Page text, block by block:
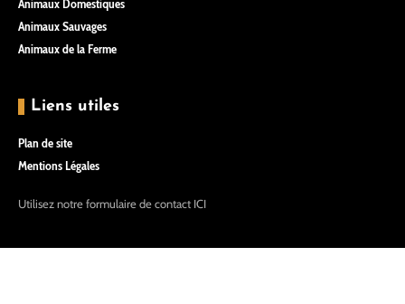
Animaux Domestiques
Animaux Sauvages
Animaux de la Ferme
Liens utiles
Plan de site
Mentions Légales
Utilisez notre formulaire de contact ICI